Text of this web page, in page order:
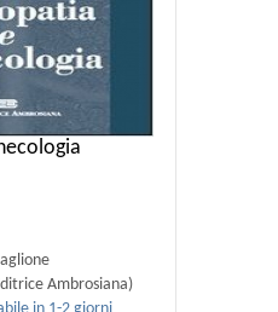
Ambrosiana)